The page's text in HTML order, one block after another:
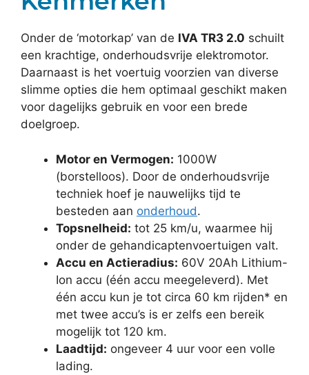
Onder de ‘motorkap’ van de IVA TR3 2.0 schuilt
een krachtige, onderhoudsvrije elektromotor.
Daarnaast is het voertuig voorzien van diverse
slimme opties die hem optimaal geschikt maken
voor dagelijks gebruik en voor een brede
doelgroep.
Motor en Vermogen: 1000W
(borstelloos). Door de onderhoudsvrije
techniek hoef je nauwelijks tijd te
besteden aan onderhoud.
Topsnelheid: tot 25 km/u, waarmee hij
onder de gehandicaptenvoertuigen valt.
Accu en Actieradius: 60V 20Ah Lithium-
Ion accu (één accu meegeleverd). Met
één accu kun je tot circa 60 km rijden* en
met twee accu’s is er zelfs een bereik
mogelijk tot 120 km.
Laadtijd: ongeveer 4 uur voor een volle
lading.